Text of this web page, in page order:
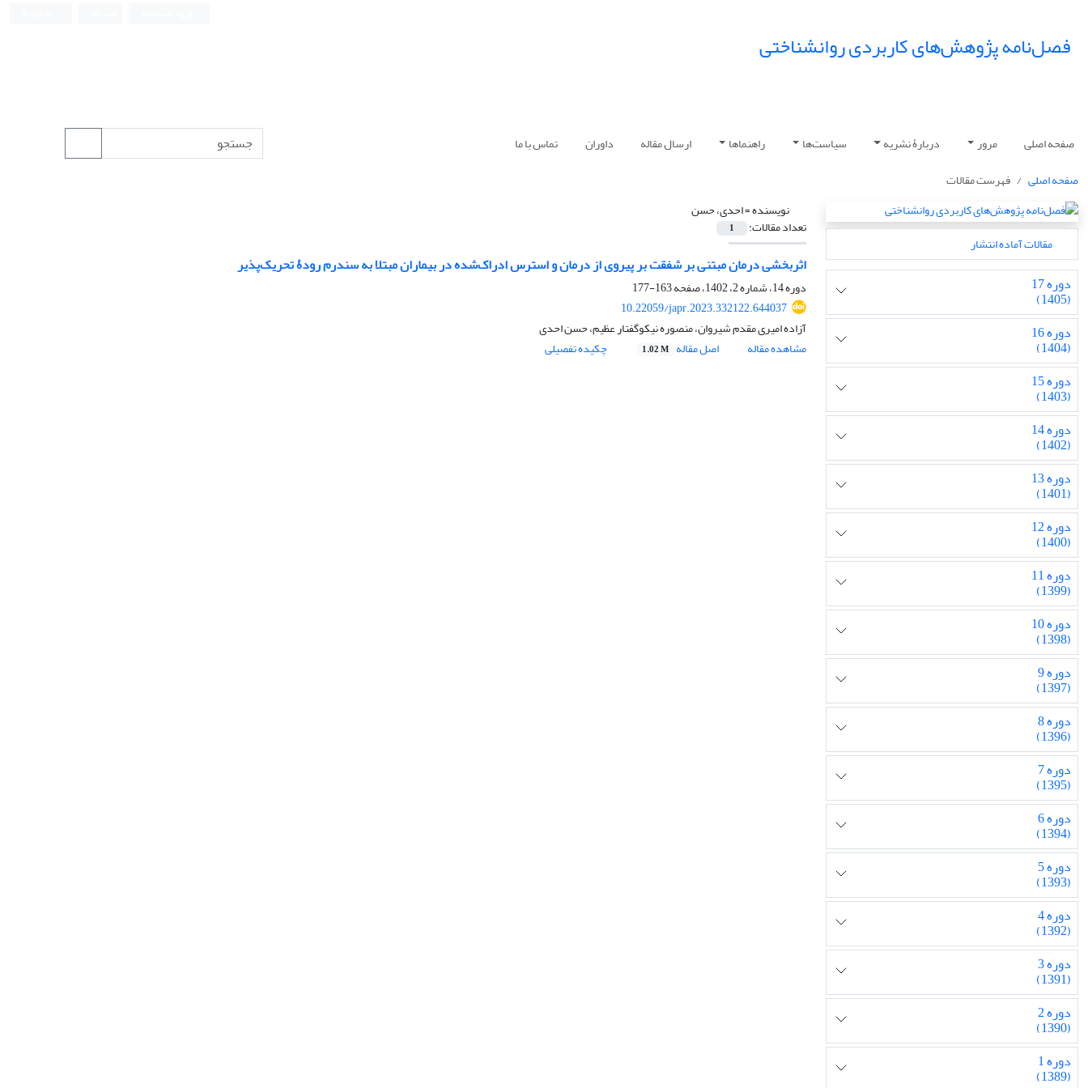
فصل‌نامه پژوهش‌های کاربردی روانشناختی
صفحه اصلی مرور دربارۀ نشریه سیاست‌ها راهنماها ارسال مقاله داوران
تماس با ما
صفحه اصلی
فهرست مقالات
مقالات آماده انتشار
دوره 17
(1405)
دوره 16
(1404)
دوره 15
(1403)
دوره 14
(1402)
دوره 13
(1401)
دوره 12
(1400)
دوره 11
(1399)
دوره 10
(1398)
دوره 9
(1397)
دوره 8
(1396)
دوره 7
(1395)
دوره 6
(1394)
دوره 5
(1393)
دوره 4
(1392)
دوره 3
(1391)
دوره 2
(1390)
دوره 1
(1389)
نویسنده =احدی، حسن
تعداد مقالات: 1
اثربخشی درمان مبتنی بر شفقت بر پیروی از درمان و استرس ادراک‌شده در بیماران مبتلا به سندرم رودۀ تحریک‌پذیر
دوره 14، شماره 2، 1402، صفحه
163-177
10.22059/japr.2023.332122.644037
آزاده امیری مقدم شیروان، منصوره نیکوگفتار عظیم، حسن احدی
مشاهده مقاله
اصل مقاله 1.02 M چکیده تفصیلی